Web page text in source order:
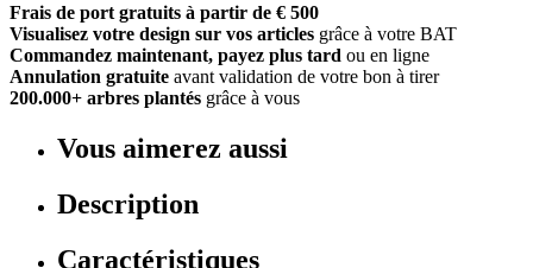
Frais de port gratuits à partir de € 500
Visualisez votre design sur vos articles grâce à votre BAT
Commandez maintenant, payez plus tard ou en ligne
Annulation gratuite avant validation de votre bon à tirer
200.000+ arbres plantés grâce à vous
Vous aimerez aussi
Description
Caractéristiques